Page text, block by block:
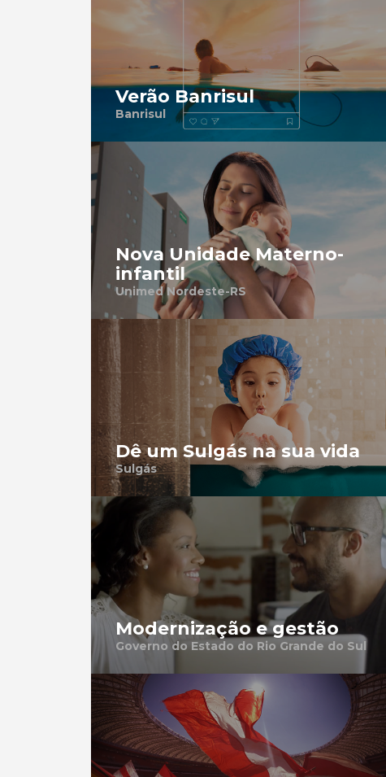
Verão Banrisul
Banrisul
Nova Unidade Materno-
infantil
Unimed Nordeste-RS
Dê um Sulgás na sua vida
Sulgás
Modernização e gestão
Governo do Estado do Rio Grande do Sul